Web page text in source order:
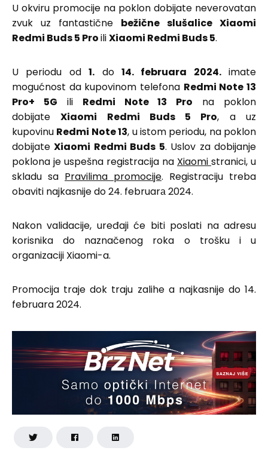
U okviru promocije na poklon dobijate neverovatan
zvuk uz fantastične bežične slušalice Xiaomi
Redmi Buds 5 ProiliXiaomi Redmi Buds 5.
U periodu od1. do 14. februara 2024.imate
mogućnost da kupovinom telefona Redmi Note 13
Pro+ 5G ili Redmi Note 13 Pro na poklon
dobijateXiaomi Redmi Buds 5 Pro, a uz
kupovinu Redmi Note 13, u istom periodu, na poklon
dobijateXiaomi Redmi Buds 5. Uslov za dobijanje
poklona je uspešna registracija na Xiaomi stranici, u
skladu sa Pravilima promocije. Registraciju treba
obaviti najkasnije do 24. februarа 2024.
Nakon validacije, uređaji će biti poslati na adresu
korisnika do naznačenog roka o trošku i u
organizaciji Xiaomi-a.
Promocija traje dok traju zalihe a najkasnije do 14.
februara 2024.